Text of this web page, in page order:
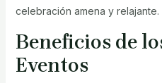
celebración amena y relajante.
Beneficios de
Eventos